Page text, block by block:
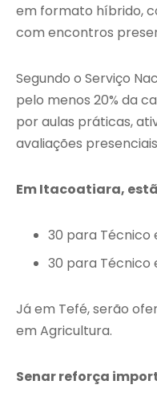
em formato híbrido,
com encontros
Segundo o Serviço
pelo menos 20% da
por aulas práticas,
avaliações
Em Itacoatiara,
30 para Técnico
30 para Técnico
Já em Tefé, serão
em Agricultura.
Senar reforça